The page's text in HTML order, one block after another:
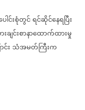
ေါင်းစုံတွင်ရင်ဆိုင်နေရပြီး
ချင်းစာနာထောက်ထားမှု
း သံအမတ်ကြီးက